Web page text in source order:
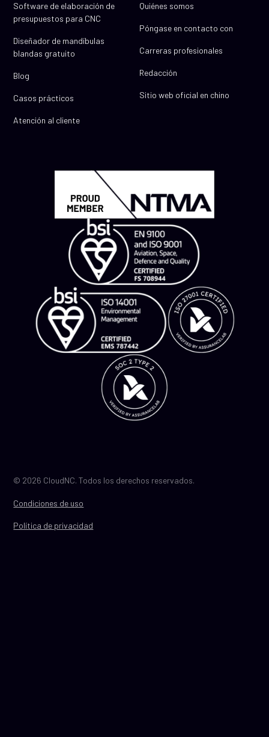
Software de elaboración de
presupuestos para CNC
Diseñador de mandíbulas
blandas gratuito
Blog
Casos prácticos
Atención al cliente
Quiénes somos
Póngase en contacto con
Carreras profesionales
Redacción
Sitio web oficial en chino
Condiciones de uso
Política de privacidad
© 2026 CloudNC. Todos los derechos reservados.